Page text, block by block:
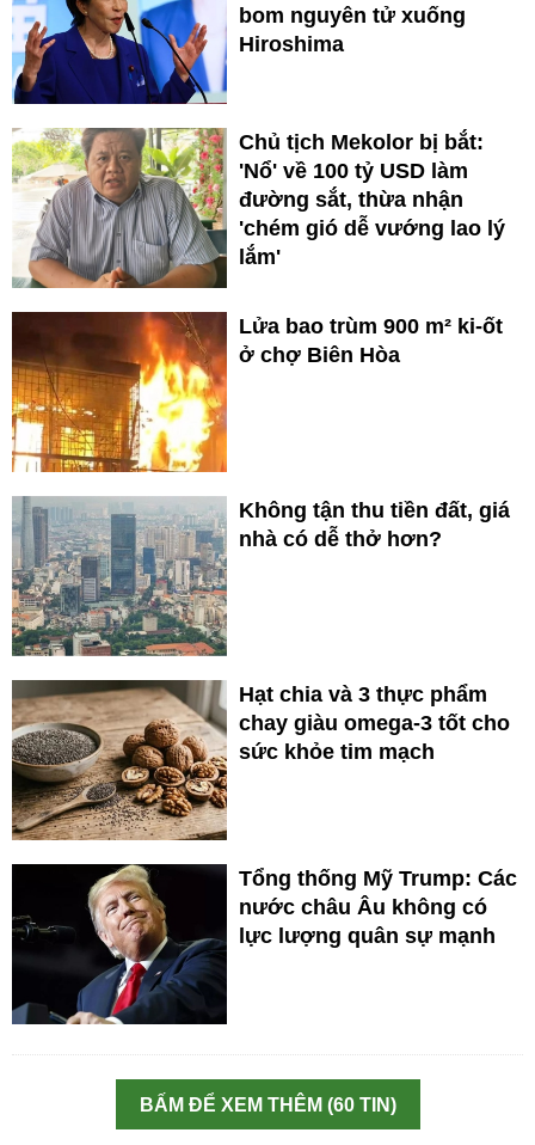
bom nguyên tử xuống
Hiroshima
Chủ tịch Mekolor bị bắt:
'Nổ' về 100 tỷ USD làm
đường sắt, thừa nhận
'chém gió dễ vướng lao lý
lắm'
Lửa bao trùm 900 m² ki-ốt
ở chợ Biên Hòa
Không tận thu tiền đất, giá
nhà có dễ thở hơn?
Hạt chia và 3 thực phẩm
chay giàu omega-3 tốt cho
sức khỏe tim mạch
Tổng thống Mỹ Trump: Các
nước châu Âu không có
lực lượng quân sự mạnh
BẤM ĐỂ XEM THÊM (60 TIN)